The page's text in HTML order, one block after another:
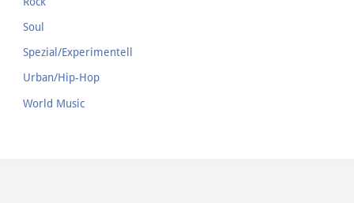
Soul
Spezial/Experimentell
Urban/Hip-Hop
World Music